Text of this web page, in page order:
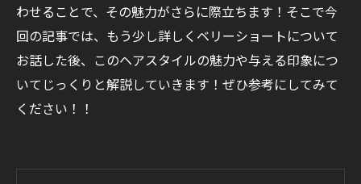
わせることで、その魅力がさらに際立ちます！そこで今
回の記事では、もう少し詳しくベリーショートについて
お話した後、このヘアスタイルの魅力や与える印象につ
いてじっくりと解説していきます！ぜひ参考にしてみて
ください！！